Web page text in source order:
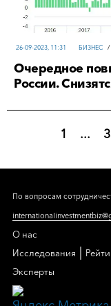
БИЗНЕС /
26-09-2023, 11:31
Очередное
России.
1 ...
По вопросам
О нас
Исследования
Эксперты